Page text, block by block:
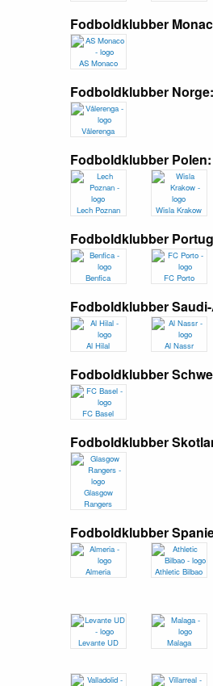
Fodboldklubber
AS Monaco
Fodboldklubber Norge:
Vålerenga
Fodboldklubber Polen:
Lech Poznan Wisla Krakow
Fodboldklubber
Benfica FC Porto
Fodboldklubber
Al Hilal Al Nassr
Fodboldklubber
FC Basel
Fodboldklubber
Glasgow
Rangers
Fodboldklubber
Almeria
Athletic Bilbao
Levante UD Malaga